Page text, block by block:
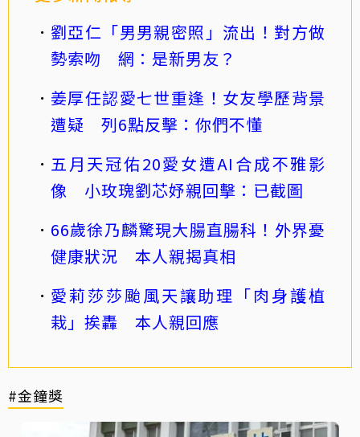
劉亞仁「男男親密照」流出！對方做
勢索吻 網：是新男友？
姜厚任認愛七世重逢！女友學歷背景
遭疑 列6點反擊：你們不懂
五月天冠佑20愛女遭AI合成不雅影
像 小玫瑰劉芯妤親回擊：已截圖
66歲徐乃麟驚現大腸直腸科！外界憂
健康狀況 本人親揭真相
愛莉莎莎颱風天讓助理「肉身護植
栽」挨轟 本人親回應
#金鐘獎